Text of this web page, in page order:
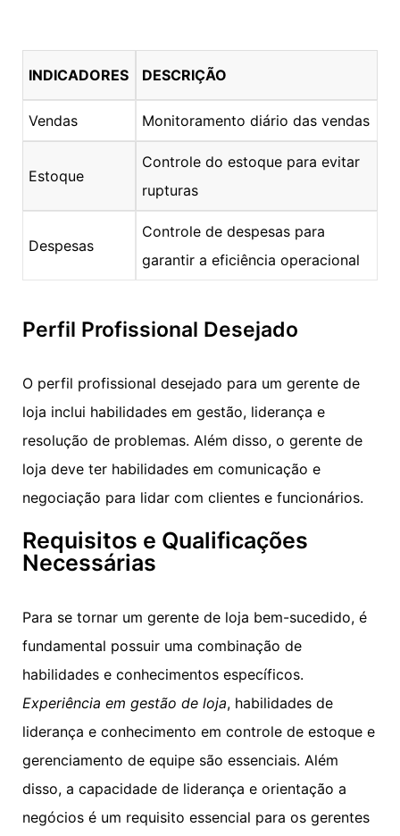
INDICADORES DESCRIÇÃO
Vendas Monitoramento diário das vendas
Estoque
Controle do estoque para evitar
rupturas
Despesas
Controle de despesas para
garantir a eficiência operacional
Perfil Profissional Desejado
O perfil profissional desejado para um gerente de
loja inclui habilidades em gestão, liderança e
resolução de problemas. Além disso, o gerente de
loja deve ter habilidades em comunicação e
negociação para lidar com clientes e funcionários.
Requisitos e Qualificações
Necessárias
Para se tornar um gerente de loja bem-sucedido, é
fundamental possuir uma combinação de
habilidades e conhecimentos específicos.
Experiência em gestão de loja, habilidades de
liderança e conhecimento em controle de estoque e
gerenciamento de equipe são essenciais. Além
disso, a capacidade de liderança e orientação a
negócios é um requisito essencial para os gerentes